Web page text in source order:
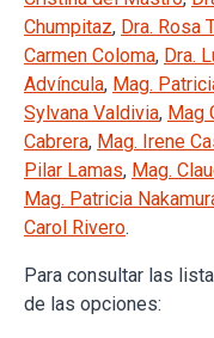
Chumpitaz, Dra. Rosa
Carmen Coloma, Dra.
Advíncula, Mag.
Sylvana Valdivia, Mag
Cabrera, Mag. Irene
Pilar Lamas, Mag.
Mag. Patricia
Carol Rivero.
Para consultar las
de las opciones: